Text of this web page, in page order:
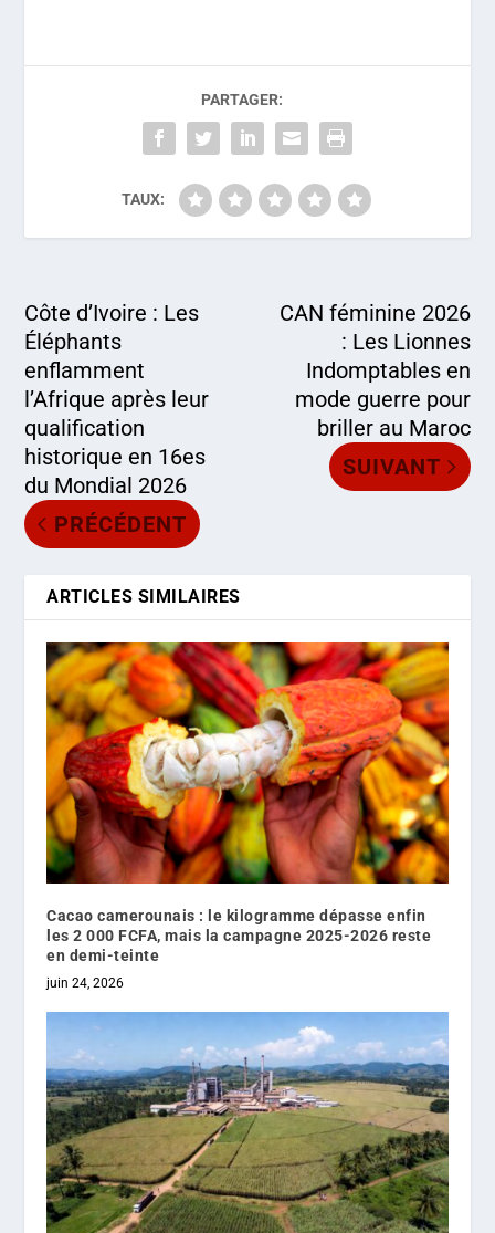
PARTAGER:
TAUX:
Côte d’Ivoire : Les
Éléphants
enflamment
l’Afrique après leur
qualification
historique en 16es
du Mondial 2026
PRÉCÉDENT
CAN féminine 2026
: Les Lionnes
Indomptables en
mode guerre pour
briller au Maroc
SUIVANT
ARTICLES SIMILAIRES
Cacao camerounais : le kilogramme dépasse enfin
les 2 000 FCFA, mais la campagne 2025-2026 reste
en demi-teinte
juin 24, 2026